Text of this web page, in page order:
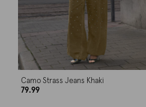
Camo Strass Jeans Khaki
79.99